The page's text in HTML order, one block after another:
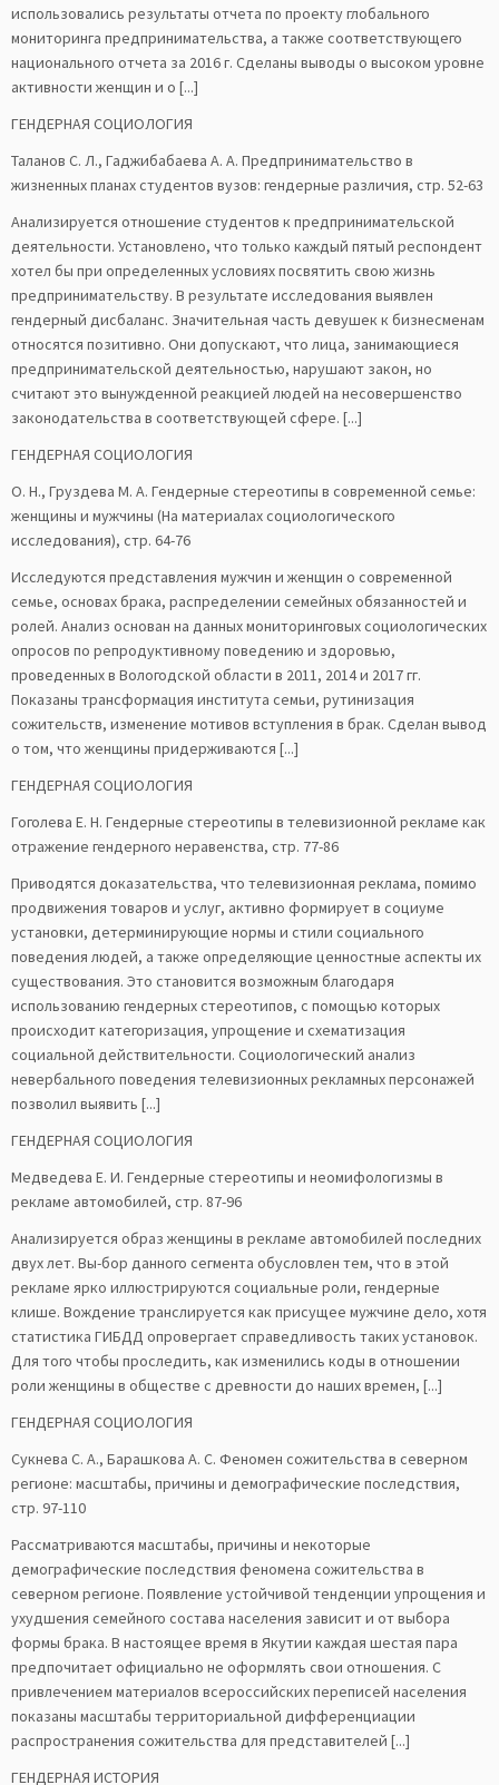
использовались результаты отчета по проекту глобального
мониторинга предпринимательства, а также соответствующего
национального отчета за 2016 г. Сделаны выводы о высоком уровне
активности женщин и о [...]
ГЕНДЕРНАЯ СОЦИОЛОГИЯ
Таланов С. Л., Гаджибабаева А. А. Предпринимательство в
жизненных планах студентов вузов: гендерные различия, стр. 52-63
Анализируется отношение студентов к предпринимательской
деятельности. Установлено, что только каждый пятый респондент
хотел бы при определенных условиях посвятить свою жизнь
предпринимательству. В результате исследования выявлен
гендерный дисбаланс. Значительная часть девушек к бизнесменам
относятся позитивно. Они допускают, что лица, занимающиеся
предпринимательской деятельностью, нарушают закон, но
считают это вынужденной реакцией людей на несовершенство
законодательства в соответствующей сфере. [...]
ГЕНДЕРНАЯ СОЦИОЛОГИЯ
О. Н., Груздева М. А. Гендерные стереотипы в современной семье:
женщины и мужчины (На материалах социологического
исследования), стр. 64-76
Исследуются представления мужчин и женщин о современной
семье, основах брака, распределении семейных обязанностей и
ролей. Анализ основан на данных мониторинговых социологических
опросов по репродуктивному поведению и здоровью,
проведенных в Вологодской области в 2011, 2014 и 2017 гг.
Показаны трансформация института семьи, рутинизация
сожительств, изменение мотивов вступления в брак. Сделан вывод
о том, что женщины придерживаются [...]
ГЕНДЕРНАЯ СОЦИОЛОГИЯ
Гоголева Е. Н. Гендерные стереотипы в телевизионной рекламе как
отражение гендерного неравенства, стр. 77-86
Приводятся доказательства, что телевизионная реклама, помимо
продвижения товаров и услуг, активно формирует в социуме
установки, детерминирующие нормы и стили социального
поведения людей, а также определяющие ценностные аспекты их
существования. Это становится возможным благодаря
использованию гендерных стереотипов, с помощью которых
происходит категоризация, упрощение и схематизация
социальной действительности. Социологический анализ
невербального поведения телевизионных рекламных персонажей
позволил выявить [...]
ГЕНДЕРНАЯ СОЦИОЛОГИЯ
Медведева Е. И. Гендерные стереотипы и неомифологизмы в
рекламе автомобилей, стр. 87-96
Анализируется образ женщины в рекламе автомобилей последних
двух лет. Вы-бор данного сегмента обусловлен тем, что в этой
рекламе ярко иллюстрируются социальные роли, гендерные
клише. Вождение транслируется как присущее мужчине дело, хотя
статистика ГИБДД опровергает справедливость таких установок.
Для того чтобы проследить, как изменились коды в отношении
роли женщины в обществе с древности до наших времен, [...]
ГЕНДЕРНАЯ СОЦИОЛОГИЯ
Сукнева С. А., Барашкова А. С. Феномен сожительства в северном
регионе: масштабы, причины и демографические последствия,
стр. 97-110
Рассматриваются масштабы, причины и некоторые
демографические последствия феномена сожительства в
северном регионе. Появление устойчивой тенденции упрощения и
ухудшения семейного состава населения зависит и от выбора
формы брака. В настоящее время в Якутии каждая шестая пара
предпочитает официально не оформлять свои отношения. С
привлечением материалов всероссийских переписей населения
показаны масштабы территориальной дифференциации
распространения сожительства для представителей [...]
ГЕНДЕРНАЯ ИСТОРИЯ